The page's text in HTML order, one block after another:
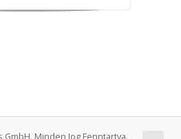
Minden Jog Fenntartva.